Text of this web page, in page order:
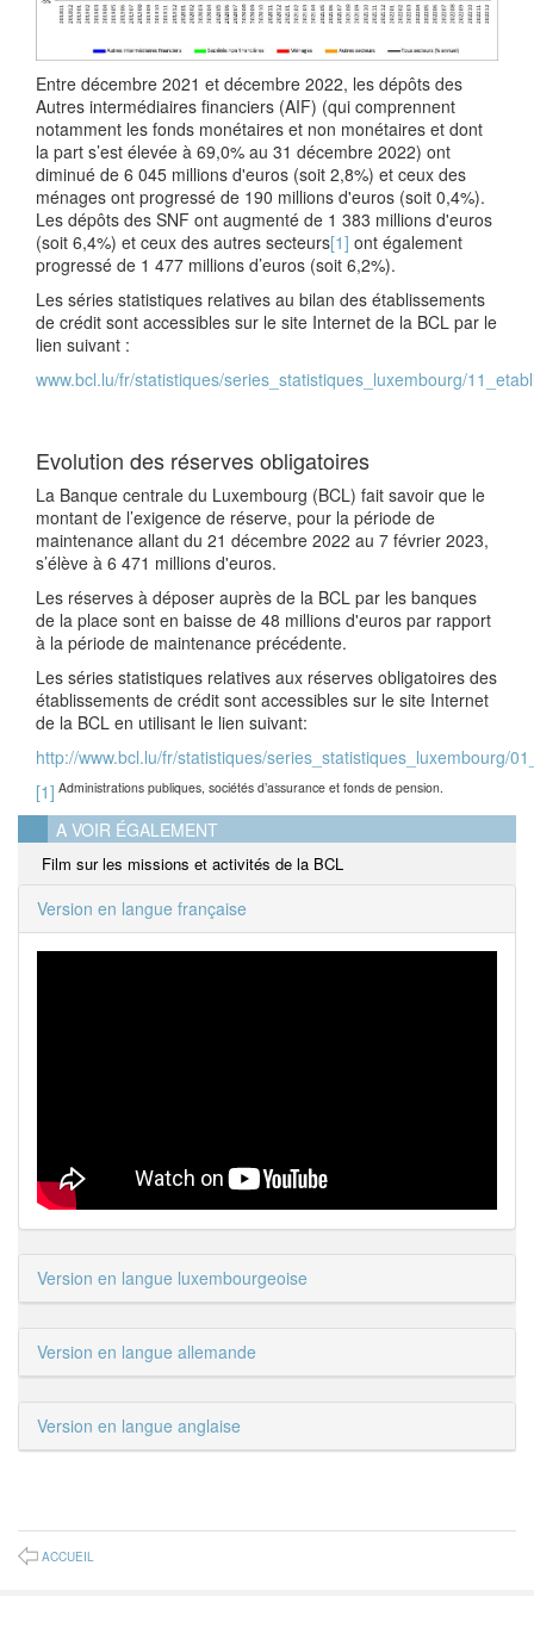
Entre décembre 2021 et décembre 2022, les dépôts des
Autres intermédiaires financiers (AIF) (qui comprennent
notamment les fonds monétaires et non monétaires et dont
la part s’est élevée à 69,0% au 31 décembre 2022) ont
diminué de 6 045 millions d'euros (soit 2,8%) et ceux des
ménages ont progressé de 190 millions d'euros (soit 0,4%).
Les dépôts des SNF ont augmenté de 1 383 millions d'euros
(soit 6,4%) et ceux des autres secteurs[1] ont également
progressé de 1 477 millions d’euros (soit 6,2%).
Les séries statistiques relatives au bilan des établissements
de crédit sont accessibles sur le site Internet de la BCL par le
lien suivant :
www.bcl.lu/fr/statistiques/series_statistiques_luxembourg/
Evolution des réserves obligatoires
La Banque centrale du Luxembourg (BCL) fait savoir que le
montant de l’exigence de réserve, pour la période de
maintenance allant du 21 décembre 2022 au 7 février 2023,
s’élève à 6 471 millions d'euros.
Les réserves à déposer auprès de la BCL par les banques
de la place sont en baisse de 48 millions d'euros par rapport
à la période de maintenance précédente.
Les séries statistiques relatives aux réserves obligatoires des
établissements de crédit sont accessibles sur le site Internet
de la BCL en utilisant le lien suivant:
http://www.bcl.lu/fr/statistiques/series_statistiques_luxembourg/
[1] Administrations publiques, sociétés d’assurance et fonds de pension.
A VOIR ÉGALEMENT
Film sur les missions et activités de la BCL
Version en langue française
Version en langue luxembourgeoise
Version en langue allemande
Version en langue anglaise
ACCUEIL